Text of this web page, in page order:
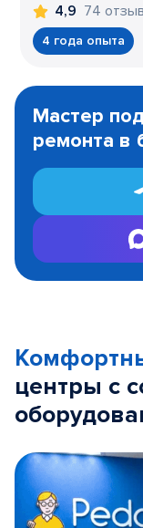
4,9 74
4 года опыта
1
Мастер
ремонта в
центры с